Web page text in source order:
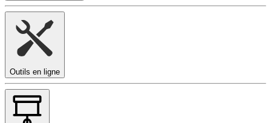
Outils en ligne